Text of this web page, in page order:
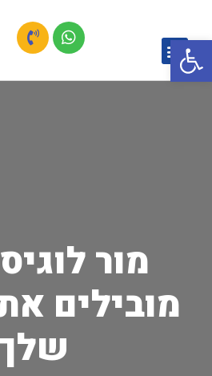
פתח סרגל נגישות
מור
מובילים